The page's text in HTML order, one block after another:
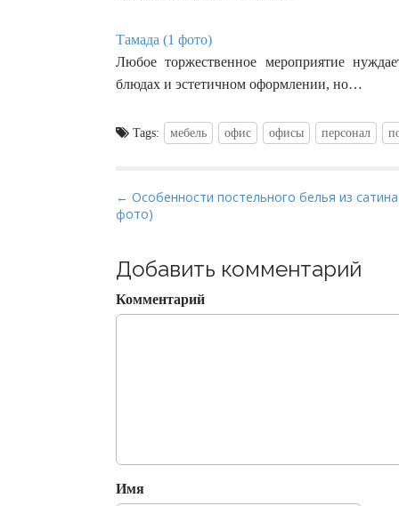
Тамада (1 фото)
Любое торжественное мероприятие
блюдах и эстетичном оформлении, но…
Tags: мебель офис офисы персонал
P
o
t
n
a
n
← Особенности постельного белья из
фото)
Добавить комментарий
Комментарий
Имя